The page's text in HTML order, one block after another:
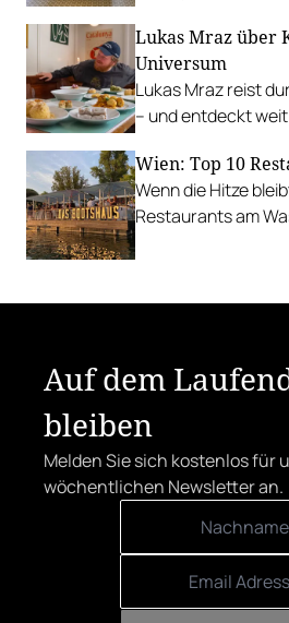
Lukas Mraz über
Universum
Lukas Mraz reist
– und entdeckt
Wien: Top 10
Wenn die Hitze
Restaurants am
Auf dem
bleiben
Melden Sie sich kostenlos für
wöchentlichen Newsletter an.